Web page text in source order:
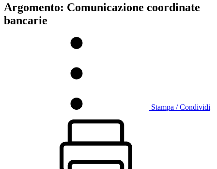
Argomento: Comunicazione coordinate
bancarie
Stampa / Condividi